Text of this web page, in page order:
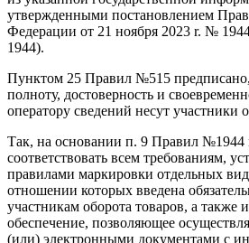
утвержденными постановлением
Федерации от 21 ноября 2023 r. №
1944).
Пунктом 25 Правил №515 предписано,
полноту, достоверность и
оператору сведений несут участники
Так, на основании п. 9 Правил №1944
соответствовать всем требованиям,
правилами маркировки отдельных
отношении которых введена
участникам оборота товаров, а также
обеспечение, позволяющее
(или) электронными документами с